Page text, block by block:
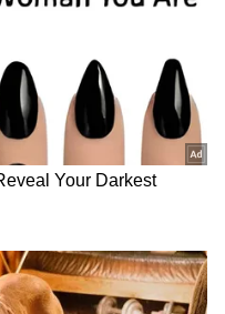
కెప్టెన్సీలో ఛాంపియన్‌గా
పక్కా. ఈ బిగ్ ఫైనల్
లో ఫైనల్ రిజల్ట్
తెలుసా?
ఏసియానెట్ తెలుగు